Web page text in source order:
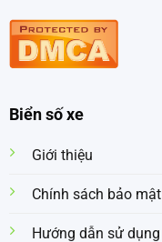
Biển số xe
Giới thiệu
Chính sách bảo mật
Hướng dẫn sử dụng